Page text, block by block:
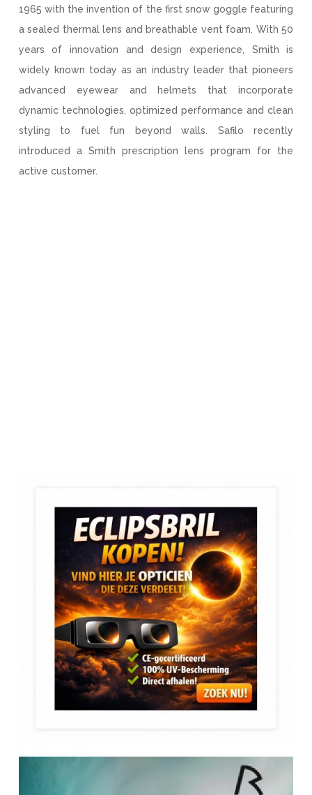
1965 with the invention of the first snow goggle featuring
a sealed thermal lens and breathable vent foam. With 50
years of innovation and design experience, Smith is
widely known today as an industry leader that pioneers
advanced eyewear and helmets that incorporate
dynamic technologies, optimized performance and clean
styling to fuel fun beyond walls. Safilo recently
introduced a Smith prescription lens program for the
active customer.